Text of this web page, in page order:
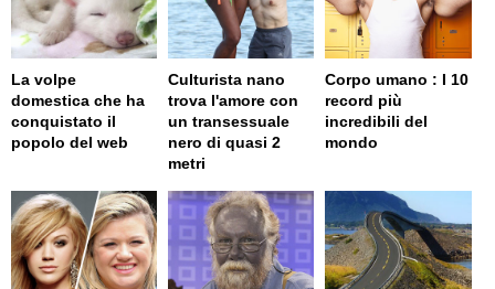
La volpe
domestica che ha
conquistato il
popolo del web
Culturista nano
trova l'amore con
un transessuale
nero di quasi 2
metri
Corpo umano : I 10
record più
incredibili del
mondo